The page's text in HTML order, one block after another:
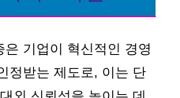
기업이 혁신적인 경영
정받는 제도로, 이는 단